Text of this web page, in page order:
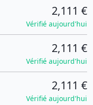
2,111 €
Vérifié aujourd'hui
2,111 €
Vérifié aujourd'hui
2,111 €
Vérifié aujourd'hui